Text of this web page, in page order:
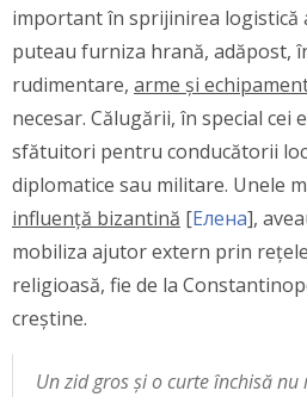
important în sprijinirea logistică
puteau furniza hrană, adăpost,
rudimentare, arme și
necesar. Călugării, în special cei
sfătuitori pentru conducătorii
diplomatice sau militare. Unele
influență bizantină [Елена],
mobiliza ajutor extern prin
religioasă, fie de la
creștine.
Un zid gros și o curte închisă